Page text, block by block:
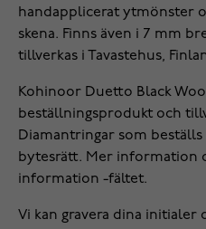
handapplicerat ytmönster
skena. Finns även i 7 mm
tillverkas i Tavastehus,
Kohinoor Duetto Black
beställningsprodukt och
Diamantringar som
bytesrätt. Mer information
information -fältet.
Vi kan gravera dina